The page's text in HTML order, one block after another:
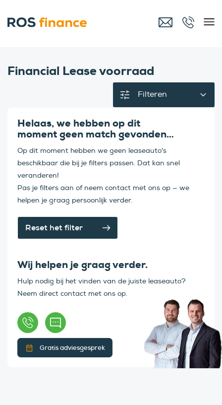
Financial Lease voorraad
Filteren
Helaas, we hebben op dit
moment geen match gevonden…
Op dit moment hebben we geen leaseauto's
beschikbaar die bij je filters passen. Dat kan snel
veranderen!
Pas je filters aan of neem contact met ons op — we
helpen je graag persoonlijk verder.
Reset het filter
Wij helpen je graag verder.
Hulp nodig bij het vinden van de juiste leaseauto?
Neem direct contact met ons op.
Gratis adviesgesprek